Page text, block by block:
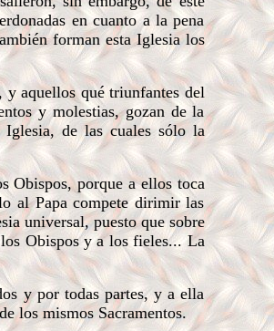
en cuanto a la pena
forman esta Iglesia los
aquellos qué triunfantes del
y molestias, gozan de la
Iglesia, de las cuales sólo la
Obispos, porque a ellos toca
al Papa compete dirimir las
universal, puesto que sobre
Obispos y a los fieles... La
y por todas partes, y a ella
los mismos Sacramentos.